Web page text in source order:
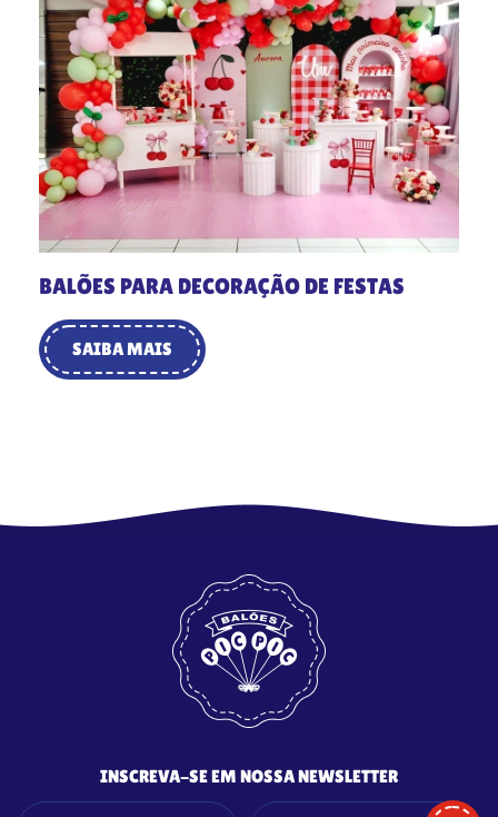
BALÕES PARA DECORAÇÃO DE FESTAS
SAIBA MAIS
INSCREVA-SE EM NOSSA NEWSLETTER